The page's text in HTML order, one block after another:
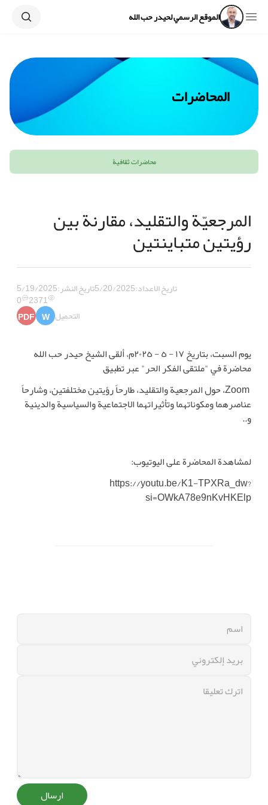
Open sidebarالموقع الرسمي لحيدر حب الله Search
المحاضرات
محاضرات ثقافية
المرجعيّة والتقليد، مقارنة بين
رؤيتين متباينتين
تاريخ الاعداد:5/20/2025تاريخ النشر:5/19/2025
2371
0
التحميل
PDF W
يوم السبت، بتاريخ ١٧ - ٥ - ٢٠٢٥م، ألقى الشيخ حيدر حب الله
محاضرة في "ملتقى الفكر الحر" عبر تطبيق
Zoom، حول المرجعية والتقليد، طارحاً رؤيتين مختلفتين، وشارحاً
عناصرهما ومكوناتهما وتأثيراتهما الاجتماعية والسياسية والدينية
و..
لمشاهدة المحاضرة على اليوتيوب:
https://youtu.be/K1-TPXRa_dw?
si=OWkA78e9nKvHKElp
ارسال